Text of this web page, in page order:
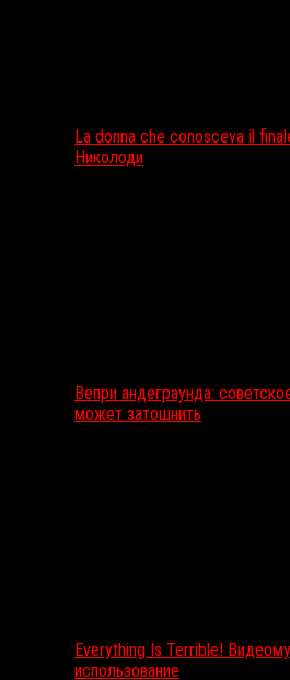
La donna che conosceva il
Николоди
Вепри андеграунда:
может затошнить
Everything Is Terrible!
использование